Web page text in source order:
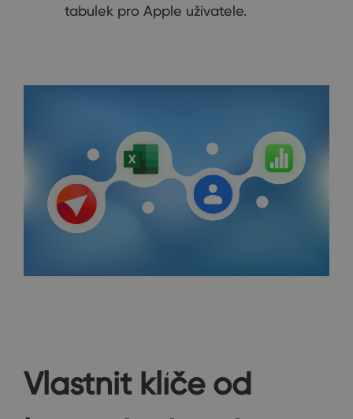
tabulek pro Apple uživatele.
Vlastnit klíče od